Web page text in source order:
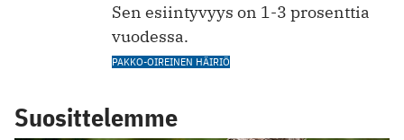
Sen esiintyvyys on 1-3 prosenttia
vuodessa.
PAKKO-OIREINEN HÄIRIÖ
Suosittelemme